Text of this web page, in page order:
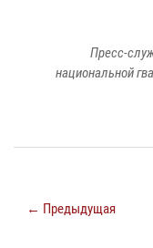
Пресс-
национальной
← Предыдущая